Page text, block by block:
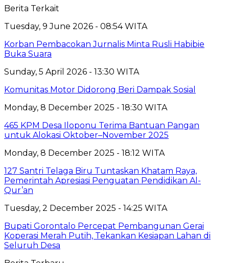
Berita Terkait
Tuesday, 9 June 2026 - 08:54 WITA
Korban Pembacokan Jurnalis Minta Rusli Habibie
Buka Suara
Sunday, 5 April 2026 - 13:30 WITA
Komunitas Motor Didorong Beri Dampak Sosial
Monday, 8 December 2025 - 18:30 WITA
465 KPM Desa Iloponu Terima Bantuan Pangan
untuk Alokasi Oktober–November 2025
Monday, 8 December 2025 - 18:12 WITA
127 Santri Telaga Biru Tuntaskan Khatam Raya,
Pemerintah Apresiasi Penguatan Pendidikan Al-
Qur’an
Tuesday, 2 December 2025 - 14:25 WITA
Bupati Gorontalo Percepat Pembangunan Gerai
Koperasi Merah Putih, Tekankan Kesiapan Lahan di
Seluruh Desa